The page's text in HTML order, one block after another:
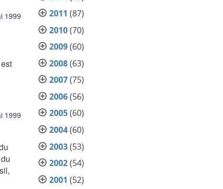
1999
1999
2011 (87)
2010(70)
2009(60)
2008(63)
2007(75)
2006(56)
2005(60)
2004(60)
2003(53)
2002(54)
2001 (52)